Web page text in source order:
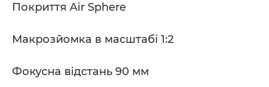
Покриття Air Sphere
Макрозйомка в масштабі 1:2
Фокусна відстань 90 мм